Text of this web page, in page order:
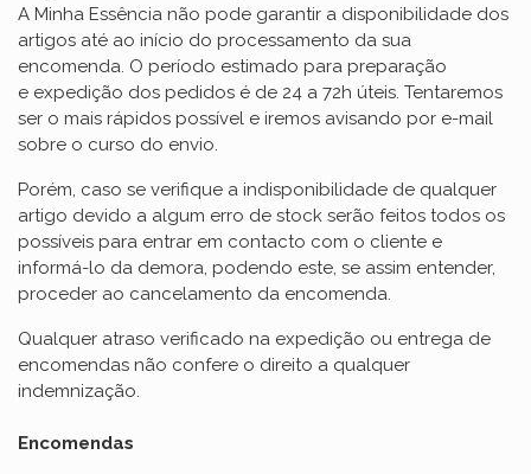
A Minha Essência não pode garantir a disponibilidade dos
artigos até ao início do processamento da sua
encomenda. O período estimado para preparação
e expedição dos pedidos é de 24 a 72h úteis. Tentaremos
ser o mais rápidos possível e iremos avisando por e-mail
sobre o curso do envio.
Porém, caso se verifique a indisponibilidade de qualquer
artigo devido a algum erro de stock serão feitos todos os
possíveis para entrar em contacto com o cliente e
informá-lo da demora, podendo este, se assim entender,
proceder ao cancelamento da encomenda.
Qualquer atraso verificado na expedição ou entrega de
encomendas não confere o direito a qualquer
indemnização.
Encomendas